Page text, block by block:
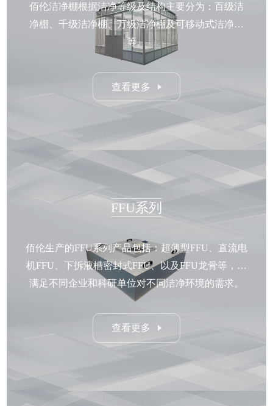
佰伦洁净棚根据洁净等级及结构主要分为：百级洁
净棚、千级洁净棚、万级洁净棚及可移动式洁净棚
等。
查看更多
FFU系列
佰伦生产的FFU系列产品包括：超薄型FFU、直流电
机FFU、下拆液槽密封式FFU、以及FFU龙骨等，可
满足不同企业和科研单位对不同洁净环境的需求。
查看更多